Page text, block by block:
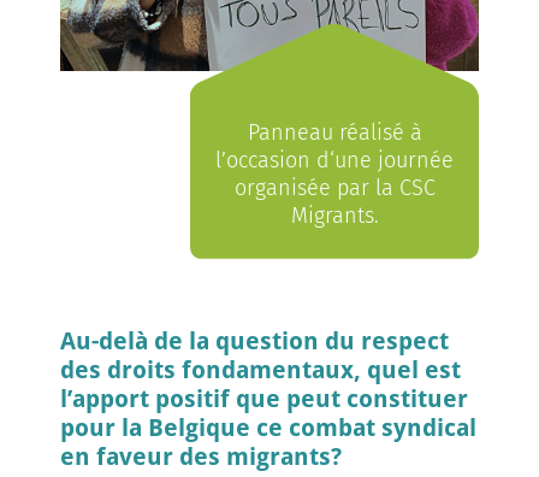
Panneau réalisé à
l’occasion d‘une journée
organisée par la CSC
Migrants.
Au-delà de la question du respect
des droits fondamentaux, quel est
l’apport positif que peut constituer
pour la Belgique ce combat syndical
en faveur des migrants?